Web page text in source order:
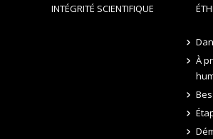
INTÉGRITÉ SCIENTIFIQUE
À